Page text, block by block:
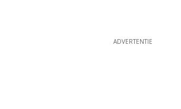
ADVERTENTIE